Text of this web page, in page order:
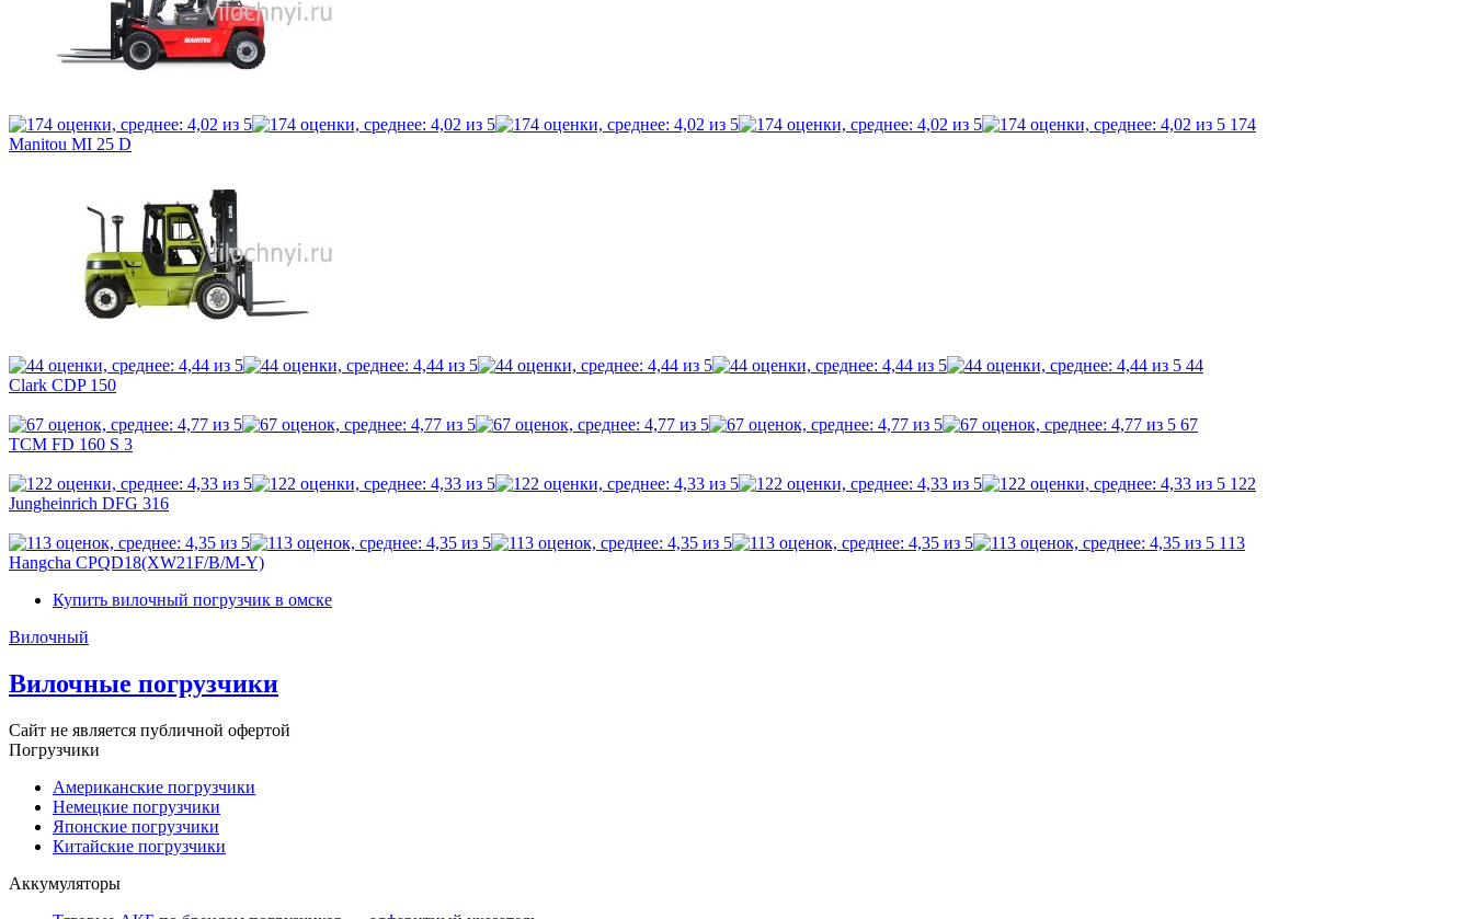
174
Manitou MI 25 D
44
Clark CDP 150
67
TCM FD 160 S 3
122
Jungheinrich DFG 316
113
Hangcha CPQD18(XW21F/B/M-Y)
Купить вилочный погрузчик в омске
Вилочный
Вилочные погрузчики
Сайт не является публичной офертой
Погрузчики
Американские погрузчики
Немецкие погрузчики
Японские погрузчики
Китайские погрузчики
Аккумуляторы